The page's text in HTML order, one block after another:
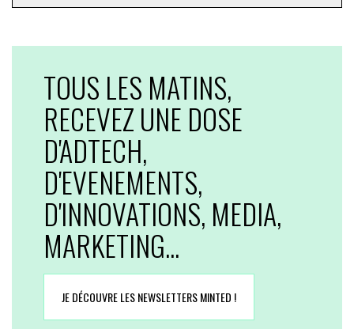
TOUS LES MATINS,
RECEVEZ UNE DOSE
D'ADTECH,
D'EVENEMENTS,
D'INNOVATIONS, MEDIA,
MARKETING...
JE DÉCOUVRE LES NEWSLETTERS MINTED !